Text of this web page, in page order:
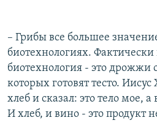
– Грибы все большее
биотехнологиях. Фактически
биотехнология - это дрожжи
которых готовят тесто.
хлеб и сказал: это тело мое,
И хлеб, и вино - это продукт